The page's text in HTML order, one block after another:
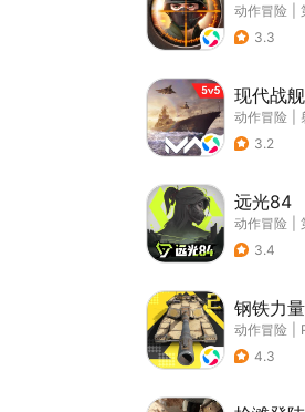
动作冒险
3.3
现代战舰
动作冒险
3.2
远光84
动作冒险
3.4
钢铁力
动作冒险
4.3